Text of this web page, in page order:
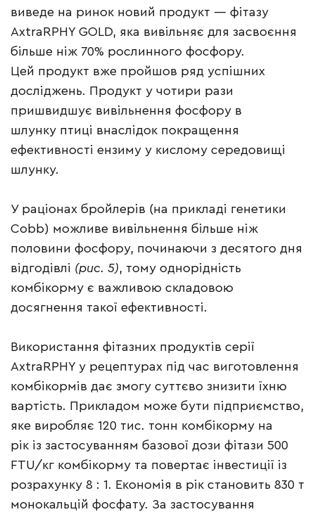
виведе на ринок новий продукт — фітазу
AxtraRPHY GOLD, яка вивільняє для засвоєння
більше ніж 70% рослинного фосфору.
Цей продукт вже пройшов ряд успішних
досліджень. Продукт у чотири рази
пришвидшує вивільнення фосфору в
шлунку птиці внаслідок покращення
ефективності ензиму у кислому середовищі
шлунку.
У раціонах бройлерів (на прикладі генетики
Cobb) можливе вивільнення більше ніж
половини фосфору, починаючи з десятого дня
відгодівлі (рис. 5), тому однорідність
комбікорму є важливою складовою
досягнення такої ефективності.
Використання фітазних продуктів серії
AxtraRPHY у рецептурах під час виготовлення
комбікормів дає змогу суттєво знизити їхню
вартість. Прикладом може бути підприємство,
яке виробляє 120 тис. тонн комбікорму на
рік із застосуванням базової дози фітази 500
FTU/кг комбікорму та повертає інвестиції із
розрахунку 8 : 1. Економія в рік становить 830 т
монокальцій фосфату. За застосування